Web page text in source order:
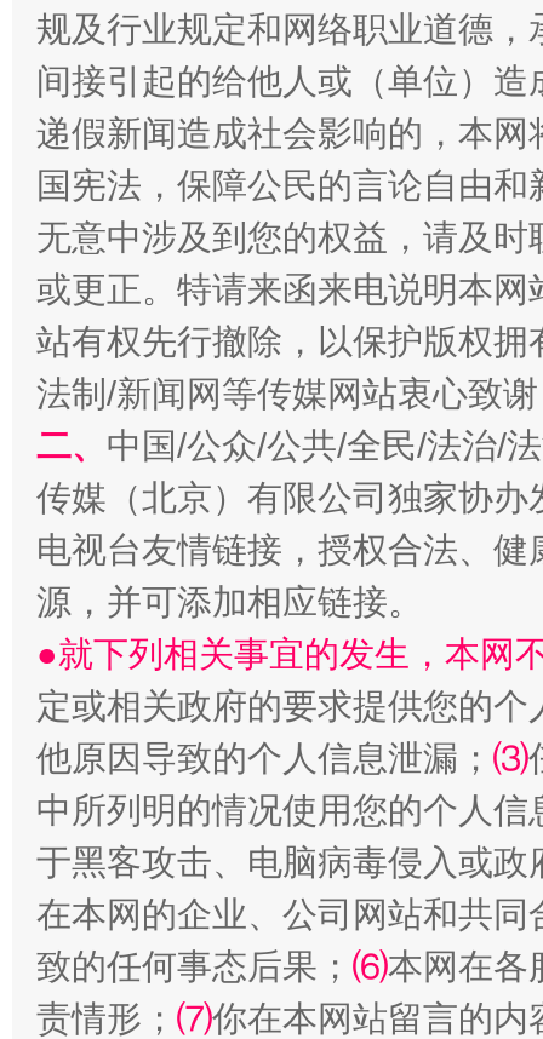
揭开“小金库”的免责幌子
受贿1.44亿！段成刚被判无期 从幼
全民健身五年计划来了！等你上场
规及行业规定和网络职业道德
间接引起的给他人或（单位）
递假新闻造成社会影响的，本
国宪法，保障公民的言论自由
无意中涉及到您的权益，请及
或更正。特请来函来电说明本
站有权先行撤除，以保护版权
法制/新闻网等传媒网站衷心致
二、 中国/公众/公共/全民/法治/
传媒（北京）有限公司独家协
电视台友情链接，授权合法、
源，并可添加相应链接。
●就下列相关事宜的发生，本网
定或相关政府的要求提供您的个
他原因导致的个人信息泄漏； ⑶
中所列明的情况使用您的个人
于黑客攻击、电脑病毒侵入或
在本网的企业、公司网站和共
致的任何事态后果； ⑹本网在各
责情形； ⑺你在本网站留言的内